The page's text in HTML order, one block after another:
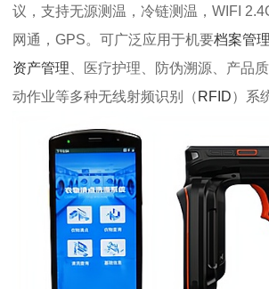
议，支持无源测温，冷链测温，WIFI
网通，GPS。可广泛应用于机要档案管理
资产管理 、医疗护理、防伪溯源、产品
动作业等多种无线射频识别（ RFID）系